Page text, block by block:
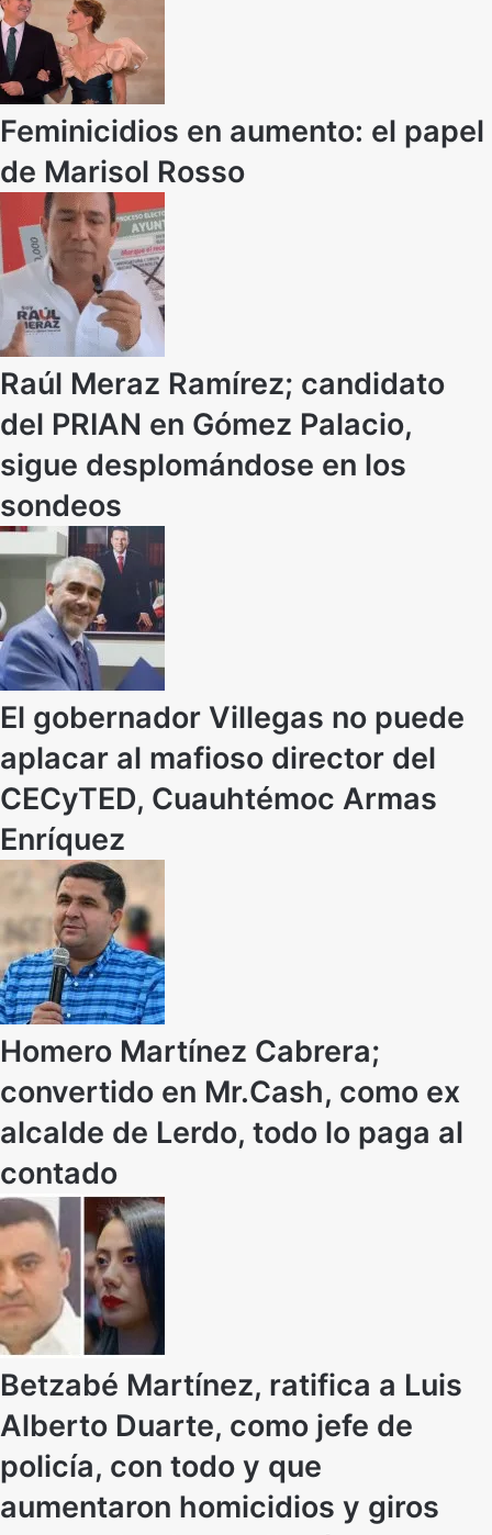
Feminicidios en aumento: el papel
de Marisol Rosso
Raúl Meraz Ramírez; candidato
del PRIAN en Gómez Palacio,
sigue desplomándose en los
sondeos
El gobernador Villegas no puede
aplacar al mafioso director del
CECyTED, Cuauhtémoc Armas
Enríquez
Homero Martínez Cabrera;
convertido en Mr.Cash, como ex
alcalde de Lerdo, todo lo paga al
contado
Betzabé Martínez, ratifica a Luis
Alberto Duarte, como jefe de
policía, con todo y que
aumentaron homicidios y giros